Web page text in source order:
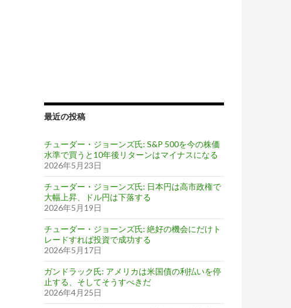
最近の投稿
チューダー・ジョーンズ氏: S&P 500を今の株価
水準で買うと10年後リターンはマイナスになる
2026年5月23日
チューダー・ジョーンズ氏: 日本円は高市政権で
大幅上昇、ドル円は下落する
2026年5月19日
チューダー・ジョーンズ氏: 絶好の機会にだけト
レードすれば投資で成功する
2026年5月17日
ガンドラック氏: アメリカは米国債の利払いを停
止する、そしてそうすべきだ
2026年4月25日